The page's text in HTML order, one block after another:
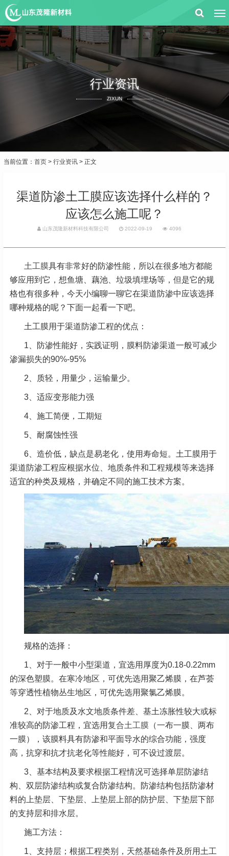
行业资讯
ZIXUN
当前位置： 首页 > 行业资讯 > 正文
渠道防渗土工膜应该选择什么样的？
应该怎么施工呢？
山东茂隆新材料科技有限公司 2022-09-19 4096
土工膜具有非常好的防渗性能，所以在很多地方都能
够应用到它，想鱼塘、藕池、垃圾填埋场等，但是它的规
格也有很多种，今天小编聊一聊它在渠道防渗中应该选择
哪种规格的呢？下面一起看一下吧。
土工膜用于渠道防渗工程的优点：
1、防渗性能好，实践证明，膜料防渗渠道一般可减少
渗漏损失的90%-95%
2、质轻，用量少，运输量少。
3、适应变形能力强
4、施工简便，工期短
5、耐腐蚀性强
6、造价低，缺点是易老化，使用寿命短。土工膜用于
渠道防渗工程应根据水位、地质条件和工程规模等来选择
适宜的种类及规格，并确定不同的施工技术方案。
规格的选择：
1、对于一般中小型渠道，宜选用厚度为0.18-0.22mm
的深色塑膜。在寒冷地区，可优先选用聚乙烯膜，在芦荟
等穿透性植物丛生地区，可优先选用聚氯乙烯膜。
2、对于地质及水文地质条件差、基土冻胀性较大或标
准较高的防渗工程，宜选用复合土工膜 （一布一膜、两布
一膜），该膜料具有防渗和平面导水的综合功能，强度
高，抗穿和抗才抗老化等性能好，可不设过渡层。
3、基本结构及要求根据工程情况可选择单层防渗结
构、双层防渗结构或复合防渗结构。防渗结构包括防渗材
料的上垫层、下垫层、上垫层上部的防护层、下垫层下部
的支持层和排水层。
施工方法：
1、支持层；根据工程类别，天然基础条件及所用土工